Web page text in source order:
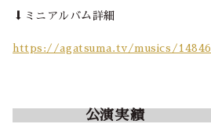
⬇️ミニアルバム詳細
https://agatsuma.tv/musics/14846
公演実績